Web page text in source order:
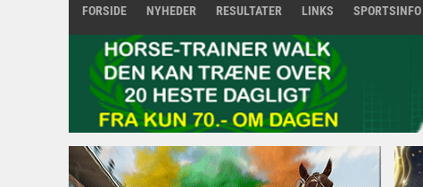
FORSIDE NYHEDER RESULTATER LINKS SPORTSINFO